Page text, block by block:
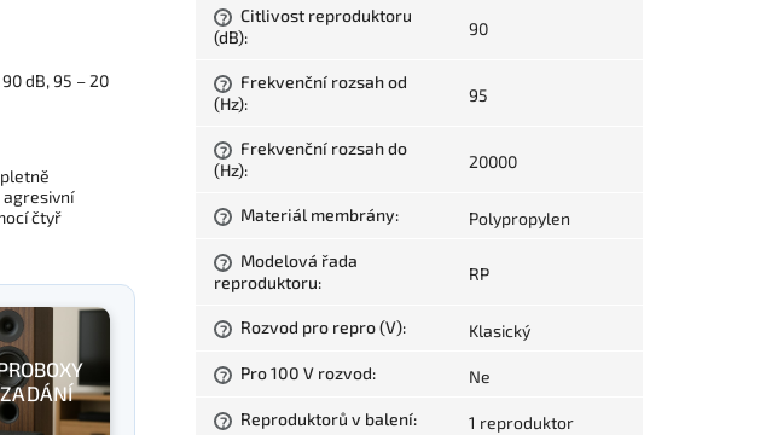
dB, 95 – 20
čtyř
ZADÁNÍ
?
Citlivost reproduktoru
(dB): 90
?
Frekvenční rozsah od
(Hz): 95
?
Frekvenční rozsah do
(Hz): 20000
? Materiál membrány: Polypropylen
?
Modelová řada
reproduktoru: RP
? Rozvod pro repro (V): Klasický
? Pro 100 V rozvod: Ne
? Reproduktorů v balení: 1 reproduktor